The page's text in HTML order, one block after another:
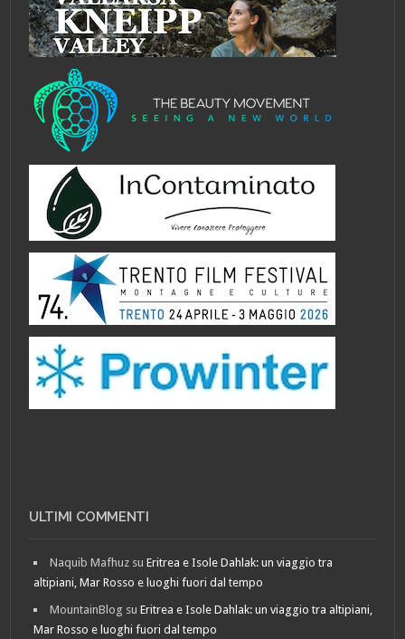
ULTIMI COMMENTI
Naquib Mafhuz suEritrea e Isole Dahlak: un viaggio tra
altipiani, Mar Rosso e luoghi fuori dal tempo
MountainBlog suEritrea e Isole Dahlak: un viaggio tra altipiani,
Mar Rosso e luoghi fuori dal tempo